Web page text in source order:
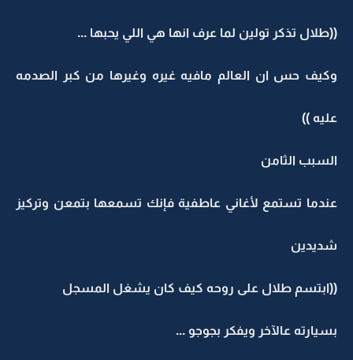
((طلال تذكر تولين لما عرف انها هي اللي يحبها ...
وكيف حس ان العالم مافيه غيره وغيرها من كبر الصدمه
عليه ))
السبب الثامن
عندما تستمع لأغاني عاطفية فإنك تسمعها بتمعن وتركيز
شديدين
((ابتسم طلال على روحه كيف كان يشغل المسجل
بسيارته عالآخر ويفكر بجوجو ...